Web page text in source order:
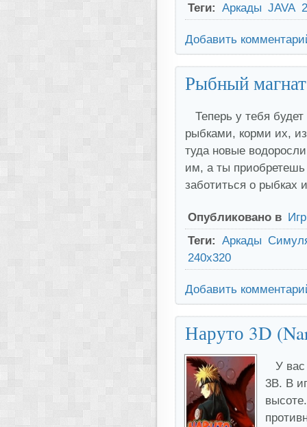
Теги: Аркады JAVA
Добавить
Рыбный
Теперь у тебя
рыбками, корми их,
туда новые
им, а ты
заботиться о рыбках
Опубликовано в
Теги: Аркады
240x320
Добавить
Наруто 3D
У вас
3В. В